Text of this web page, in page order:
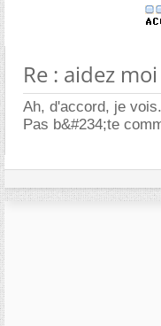
Re : aidez
Ah, d'accord, je vois.
Pas b&#234;te